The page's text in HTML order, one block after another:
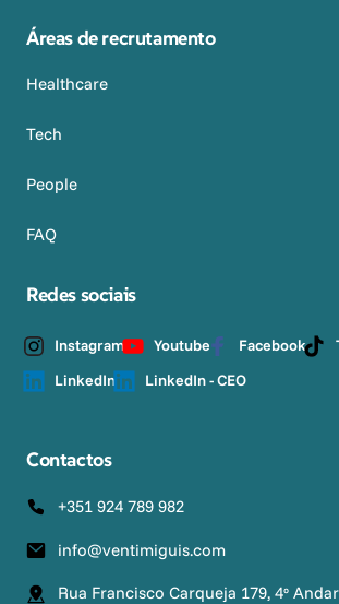
Áreas de recrutamento
Healthcare
Tech
People
FAQ
Redes sociais
Instagram Youtube Facebook
LinkedIn
LinkedIn - CEO
Contactos
+351 924 789 982
info@ventimiguis.com
Rua Francisco Carqueja 179, 4º